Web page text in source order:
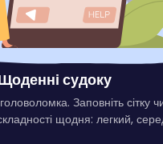
судоку
Заповніть сітку
щодня: легкий,